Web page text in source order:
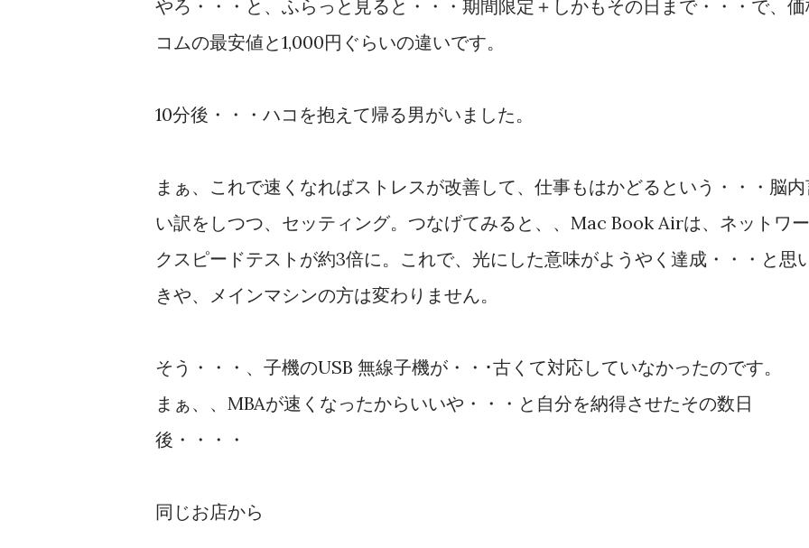
やろ・・・と、ふらっと見ると・・・期間限定＋しかもその日まで・・・で、
コムの最安値と1,000円ぐらいの違いです。
10分後・・・ハコを抱えて帰る男がいました。
まぁ、これで速くなればストレスが改善して、仕事もはかどるという・・・脳
い訳をしつつ、セッティング。つなげてみると、、Mac Book Airは、ネットワー
クスピードテストが約3倍に。これで、光にした意味がようやく達成・・・と思
きや、メインマシンの方は変わりません。
そう・・・、子機のUSB 無線子機が・・･古くて対応していなかったのです。
まぁ、、MBAが速くなったからいいや・・・と自分を納得させたその数日
後・・・・
同じお店から